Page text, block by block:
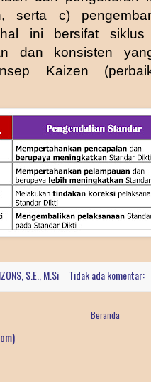
serta c)
ini bersifat
dan konsisten
Kaizen
S.E., M.Si Tidak ada komentar:
Beranda